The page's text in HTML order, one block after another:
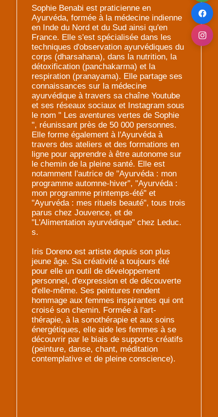
Sophie Benabi est praticienne en
Ayurvéda, formée à la médecine indienne
en Inde du Nord et du Sud ainsi qu'en
France. Elle s'est spécialisée dans les
techniques d'observation ayurvédiques du
corps (dharsahana), dans la nutrition, la
détoxification (panchakarma) et la
respiration (pranayama). Elle partage ses
connaissances sur la médecine
ayurvédique à travers sa chaîne Youtube
et ses réseaux sociaux et Instagram sous
le nom " Les aventures vertes de Sophie
", réunissant près de 50 000 personnes.
Elle forme également à l'Ayurvéda à
travers des ateliers et des formations en
ligne pour apprendre à être autonome sur
le chemin de la pleine santé. Elle est
notamment l'autrice de "Ayurvéda : mon
programme automne-hiver", "Ayurvéda :
mon programme printemps-été" et
"Ayurvéda : mes rituels beauté", tous trois
parus chez Jouvence, et de
"L'Alimentation ayurvédique" chez Leduc.
s.
Iris Doreno est artiste depuis son plus
jeune âge. Sa créativité a toujours été
pour elle un outil de développement
personnel, d'expression et de découverte
d'elle-même. Ses peintures rendent
hommage aux femmes inspirantes qui ont
croisé son chemin. Formée à l'art-
thérapie, à la sonothérapie et aux soins
énergétiques, elle aide les femmes à se
découvrir par le biais de supports créatifs
(peinture, danse, chant, méditation
contemplative et de pleine conscience).